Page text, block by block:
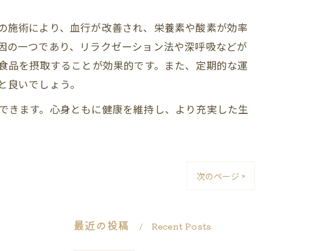
術により、血行が改善され、栄養素や酸素が効率
一つであり、リラクゼーション法や深呼吸などが
品を摂取することが効果的です。また、定期的な運
いでしょう。
ます。心身ともに健康を維持し、より充実した生
次のページ >
最近の投稿 Recent Posts